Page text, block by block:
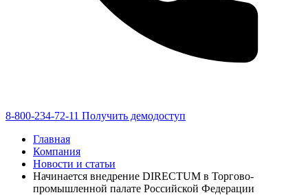
8-800-234-72-11 Получить демодоступ
Главная
Компания
Новости и статьи
Начинается внедрение DIRECTUM в Торгово-
промышленной палате Российской Федерации